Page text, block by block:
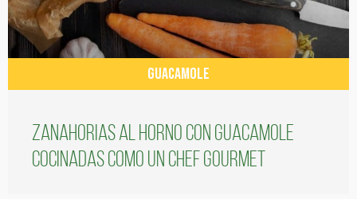
GUACAMOLE
Zanahorias al horno con guacamole
cocinadas como un chef gourmet